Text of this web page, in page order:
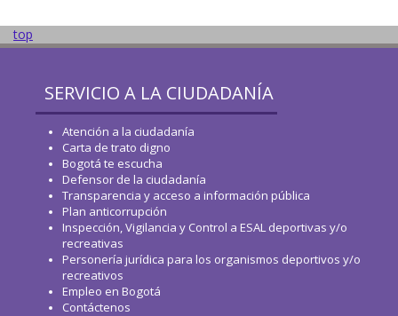
top
SERVICIO A LA CIUDADANÍA
Atención a la ciudadanía
Carta de trato digno
Bogotá te escucha
Defensor de la ciudadanía
Transparencia y acceso a información pública
Plan anticorrupción
Inspección, Vigilancia y Control a ESAL deportivas y/o
recreativas
Personería jurídica para los organismos deportivos y/o
recreativos
Empleo en Bogotá
Contáctenos